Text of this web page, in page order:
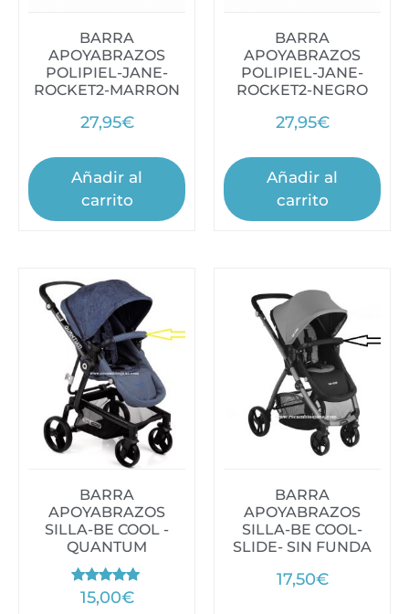
BARRA
APOYABRAZOS
POLIPIEL-JANE-
ROCKET2-MARRON
27,95€
Añadir al
carrito
BARRA
APOYABRAZOS
POLIPIEL-JANE-
ROCKET2-NEGRO
27,95€
Añadir al
carrito
BARRA
APOYABRAZOS
SILLA-BE COOL -
QUANTUM
Valorado
con
15,00€
BARRA
APOYABRAZOS
SILLA-BE COOL-
SLIDE- SIN FUNDA
17,50€